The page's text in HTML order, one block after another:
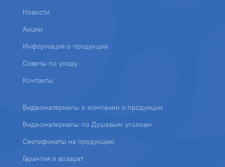
Новости
Акции
Информация о продукции
Советы по уходу
Контакты
Видеоматериалы о компании и продукции
Видеоматериалы по Душевым уголкам
Сертификаты на продукцию
Гарантия и возврат